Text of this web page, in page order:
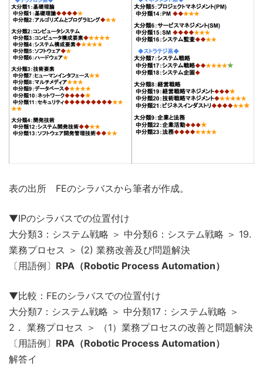
表の出所 FEのシラバスから筆者が作成。
▼IPのシラバスでの位置付け
大分類3：システム戦略 ＞ 中分類6：システム戦略 ＞ 19.
業務プロセス ＞ (2) 業務改善及び問題解決
〔用語例〕 RPA（Robotic Process Automation）
▼比較：FEのシラバスでの位置付け
大分類7：システム戦略 ＞ 中分類17：システム戦略 ＞
2． 業務プロセス ＞ （1）業務プロセスの改善と問題解決
〔用語例〕 RPA（Robotic Process Automation）
解答イ